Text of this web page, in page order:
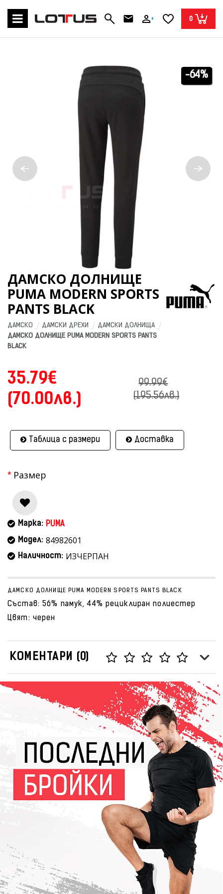
0
-64%
ДАМСКО ДОЛНИЩЕ
PUMA MODERN SPORTS
PANTS BLACK
ДАМСКО ДАМСКИ ДРЕХИ
ДАМСКИ ДОЛНИЩА
ДАМСКО ДОЛНИЩЕ PUMA MODERN SPORTS PANTS
BLACK
35.79€
(70.00лв.)
99.99€
(195.56лв.)
Таблица с размери Доставка
Размер
Марка: PUMA
Модел: 84982601
Наличност: ИЗЧЕРПАН
ДАМСКО ДОЛНИЩЕ PUMA MODERN SPORTS PANTS BLACK
Състав: 56% памук, 44% рециклиран полиестер
Цвят: черен
КОМЕНТАРИ (0)